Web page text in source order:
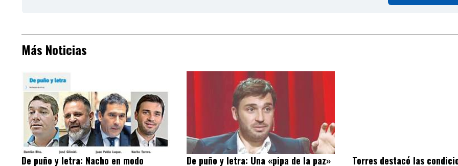
Más Noticias
De puño y letra: Nacho en modo De puño y letra: Una «pipa de la paz» Torres destacó las